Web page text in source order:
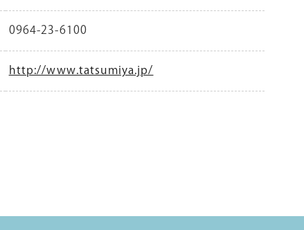
0964-23-6100
http://www.tatsumiya.jp/